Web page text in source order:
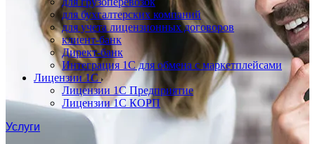
для бухгалтерских компаний
для учета лицензионных договоров
клиент-банк
Директ-банк
Интеграция 1C для обмена с маркетплейсами
Лицензии 1С
Лицензии 1С Предприятие
Лицензии 1С КОРП
Услуги